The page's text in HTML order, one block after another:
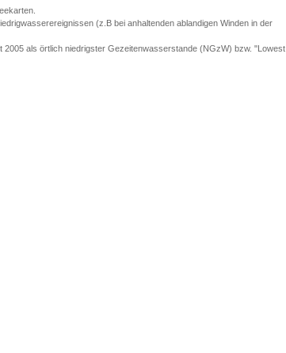
(z.B bei anhaltenden ablandigen Winden in der
als örtlich niedrigster Gezeitenwasserstande (NGzW) bzw. "Lowest